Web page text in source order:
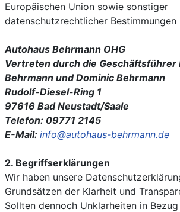
Europäischen Union sowie sonstiger
datenschutzrechtlicher
Autohaus Behrmann OHG
Vertreten durch die Geschäftsführer
Behrmann und Dominic Behrmann
Rudolf-Diesel-Ring 1
97616 Bad Neustadt/Saale
Telefon: 09771 2145
E-Mail: info@autohaus-behrmann.de
2. Begriffserklärungen
Wir haben unsere
Grundsätzen der Klarheit und
Sollten dennoch Unklarheiten in